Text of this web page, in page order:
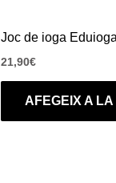
Joc de ioga Eduioga
21,90€
AFEGEIX A